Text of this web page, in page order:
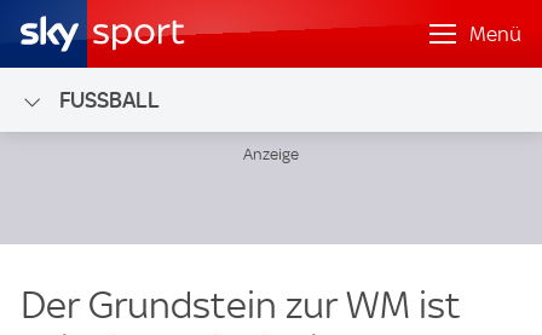
Menü
FUSSBALL
Der Grundstein zur WM ist